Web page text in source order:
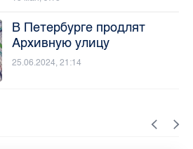
В Петербурге продлят
Архивную улицу
25.06.2024, 21:14